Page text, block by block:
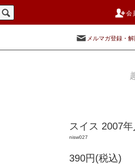
会
メルマガ登録・
スイス 2007
nisw027
390円(税込)